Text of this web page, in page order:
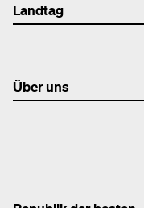
Landtag
Über uns